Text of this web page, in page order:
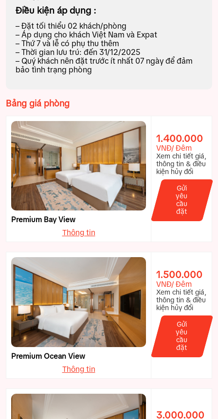
Điều kiện áp dụng :
– Đặt tối thiểu 02 khách/phòng
– Áp dụng cho khách Việt Nam và Expat
– Thứ 7 và lễ có phụ thu thêm
– Thời gian lưu trú: đến 31/12/2025
– Quý khách nên đặt trước ít nhất 07 ngày để đảm
bảo tình trạng phòng
Bảng giá phòng
Premium Bay View
Thông tin
1.400.000
VNĐ/ Đêm
Xem chi tiết giá,
thông tin & điều
kiện hủy đổi
Gửi
yêu
cầu
đặt
Premium Ocean View
Thông tin
1.500.000
VNĐ/ Đêm
Xem chi tiết giá,
thông tin & điều
kiện hủy đổi
Gửi
yêu
cầu
đặt
3.000.000